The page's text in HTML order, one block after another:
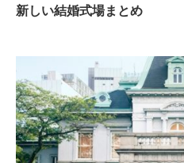
新しい結婚式場まとめ